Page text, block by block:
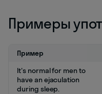
Примеры
Пример
It's normal for men to
have an ejaculation
during sleep.